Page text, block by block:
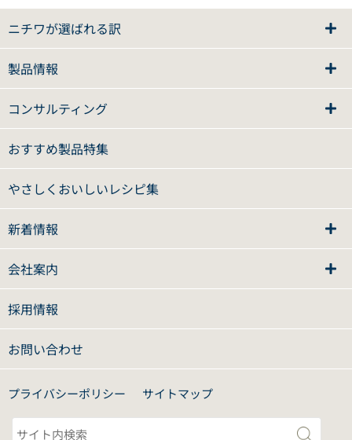
ニチワが選ばれる訳
製品情報
コンサルティング
おすすめ製品特集
やさしくおいしいレシピ集
新着情報
会社案内
採用情報
お問い合わせ
プライバシーポリシー サイトマップ